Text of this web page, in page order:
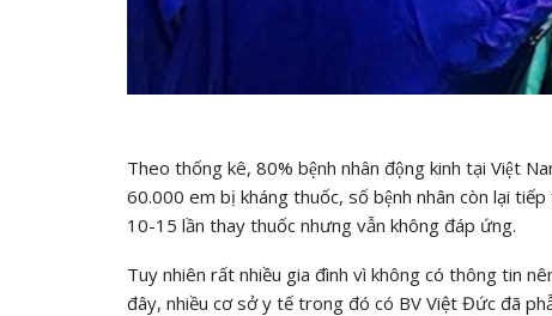
Theo thống kê, 80% bệnh nhân động kinh tại Việt
60.000 em bị kháng thuốc, số bệnh nhân còn lại
10-15 lần thay thuốc nhưng vẫn không đáp ứng.
Tuy nhiên rất nhiều gia đình vì không có thông tin
đây, nhiều cơ sở y tế trong đó có BV Việt Đức đã